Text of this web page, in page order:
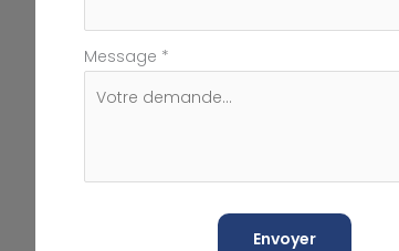
Message *
Envoyer